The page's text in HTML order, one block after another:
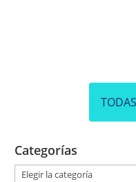
Categorías